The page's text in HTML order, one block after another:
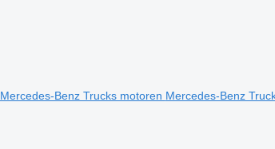
Mercedes-Benz Trucks motoren Mercedes-Benz